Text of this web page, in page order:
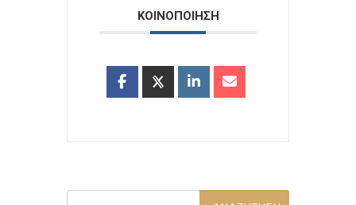
ΚΟΙΝΟΠΟΙΗΣΗ